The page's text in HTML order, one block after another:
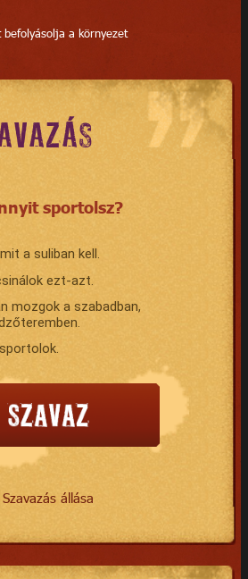
befolyásolja a környezet
sportolsz?
a suliban kell.
ezt-azt.
mozgok a szabadban,
Szavazás állása